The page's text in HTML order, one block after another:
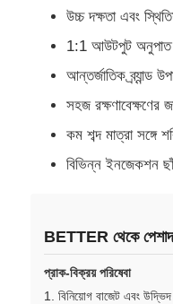
কারখানা ভ্রমণ
মান নিয়ন্ত্রণ
আমাদের সাথে যোগাযোগ
সব ক্ষেত্রেই
উচ্চ দক্ষতা এবং
1:1 আউটপুট অনুপাত
আন্তর্জাতিক ব্র্যান্ড
সহজ রক্ষণাবেক্ষণের
কম শব্দ মাত্রা সঙ্গে
বিভিন্ন ইনজেকশন
BETTER থেকে
প্রাক-বিক্রয় পরিষেবা
1. বিনিয়োগ বাজেট এবং উদ্ভিদ